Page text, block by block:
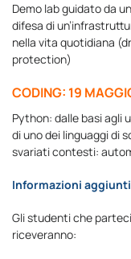
Demo lab guidato da
difesa di
nella vita quotidiana
protection)
CODING: 19
Python: dalle basi agli
di uno dei linguaggi di
svariati contesti:
Informazioni
Gli studenti che
riceveranno: